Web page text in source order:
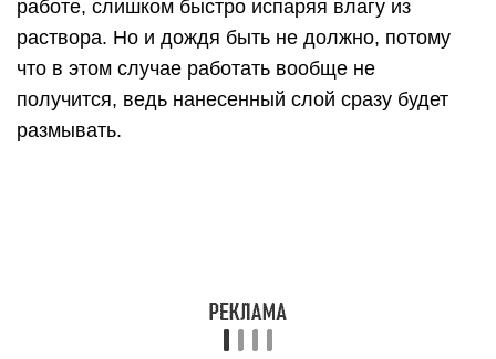
на производстве, связанном с переработкой
химических материалов. Также смесь не
растворяется водой и не боится солевой
коррозии. При этом с ним здание будет иметь
полную паропроницаемость, так что в
достаточно, чтобы полностью покрыть все
производственные нужды.